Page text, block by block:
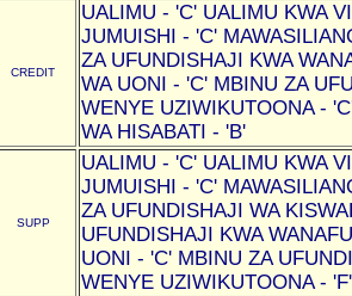
CREDIT
UALIMU - 'C' UALIMU KWA
JUMUISHI - 'C'
ZA UFUNDISHAJI KWA
WA UONI - 'C' MBINU ZA
WENYE UZIWIKUTOONA -
WA HISABATI - 'B'
SUPP
UALIMU - 'C' UALIMU KWA
JUMUISHI - 'C'
ZA UFUNDISHAJI WA
UFUNDISHAJI KWA
UONI - 'C' MBINU ZA
WENYE UZIWIKUTOONA - 'F'